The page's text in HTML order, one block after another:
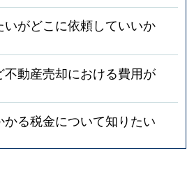
がどこに依頼していいか
動産売却における費用が
る税金について知りたい